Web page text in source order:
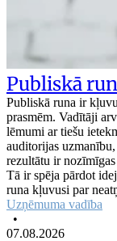
Publiskā
Publiskā runa ir
prasmēm. Vadītāji
lēmumi ar tiešu
auditorijas
rezultātu ir
Tā ir spēja pārdot
runa kļuvusi par
Uzņēmuma vadība
•
07.08.2026